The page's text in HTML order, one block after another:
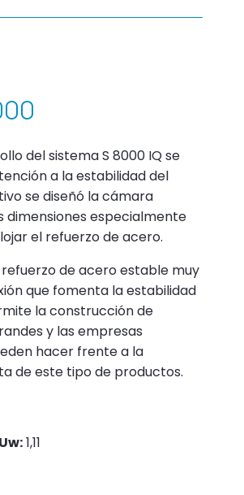
del sistema S 8000 IQ se
a la estabilidad del
se diseñó la cámara
dimensiones especialmente
el refuerzo de acero.
refuerzo de acero estable muy
que fomenta la estabilidad
la construcción de
y las empresas
hacer frente a la
de este tipo de productos.
1,11